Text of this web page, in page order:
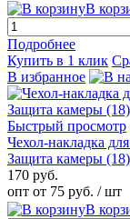
В
Подробнее
Купить в 1 клик
В избранное
Быстрый просмотр
Чехол-накладка
Защита камеры
170 руб.
опт от 75 руб. / шт
В